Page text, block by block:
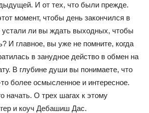
И от тех, что были прежде.
момент, чтобы день закончился в
устали ли вы ждать выходных, чтобы
И главное, вы уже не помните, когда
в занудное действо в обмен на
В глубине души вы понимаете, что
более осмысленное и интересное.
начать. О трех шагах к этому
и коуч Дебашиш Дас.